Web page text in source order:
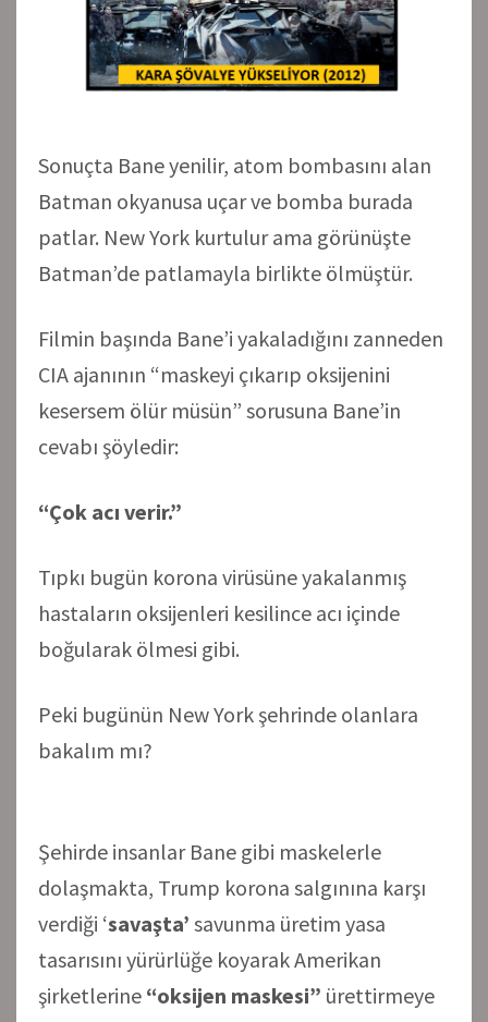
Sonuçta Bane yenilir, atom bombasını alan
Batman okyanusa uçar ve bomba burada
patlar. New York kurtulur ama görünüşte
Batman’de patlamayla birlikte ölmüştür.
Filmin başında Bane’i yakaladığını zanneden
CIA ajanının “maskeyi çıkarıp oksijenini
kesersem ölür müsün” sorusuna Bane’in
cevabı şöyledir:
“Çok acı verir.”
Tıpkı bugün korona virüsüne yakalanmış
hastaların oksijenleri kesilince acı içinde
boğularak ölmesi gibi.
Peki bugünün New York şehrinde olanlara
bakalım mı?
Şehirde insanlar Bane gibi maskelerle
dolaşmakta, Trump korona salgınına karşı
verdiği ‘savaşta’ savunma üretim yasa
tasarısını yürürlüğe koyarak Amerikan
şirketlerine “oksijen maskesi” ürettirmeye